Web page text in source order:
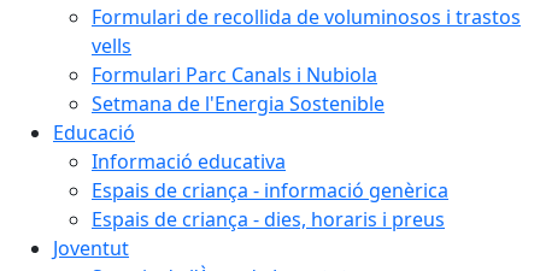
Formulari de recollida de voluminosos i trastos
vells
Formulari Parc Canals i Nubiola
Setmana de l'Energia Sostenible
Educació
Informació educativa
Espais de criança - informació genèrica
Espais de criança - dies, horaris i preus
Joventut